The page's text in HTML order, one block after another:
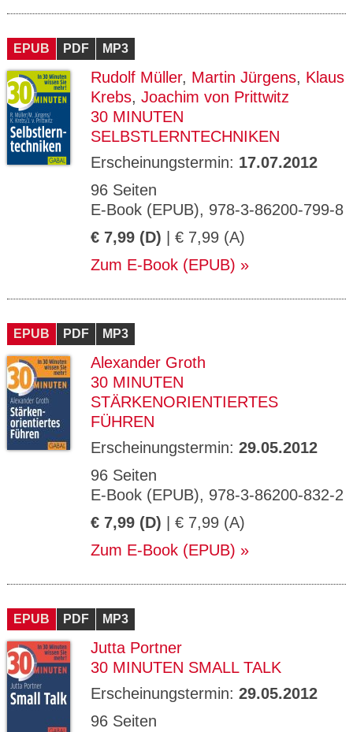
EPUB PDF MP3
Rudolf Müller, Martin Jürgens, Klaus
Krebs, Joachim von Prittwitz
30 MINUTEN
SELBSTLERNTECHNIKEN
Erscheinungstermin: 17.07.2012
96 Seiten
E-Book (EPUB), 978-3-86200-799-8
€ 7,99 (D) | € 7,99 (A)
Zum E-Book (EPUB)
EPUB PDF MP3
Alexander Groth
30 MINUTEN
STÄRKENORIENTIERTES
FÜHREN
Erscheinungstermin: 29.05.2012
96 Seiten
E-Book (EPUB), 978-3-86200-832-2
€ 7,99 (D) | € 7,99 (A)
Zum E-Book (EPUB)
EPUB PDF MP3
Jutta Portner
30 MINUTEN SMALL TALK
Erscheinungstermin: 29.05.2012
96 Seiten